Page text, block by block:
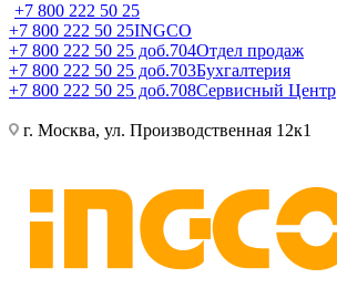
+7 800 222 50 25
+7 800 222 50 25INGCO
+7 800 222 50 25 доб.704Отдел продаж
+7 800 222 50 25 доб.703Бухгалтерия
+7 800 222 50 25 доб.708Сервисный Центр
г. Москва, ул. Производственная 12к1